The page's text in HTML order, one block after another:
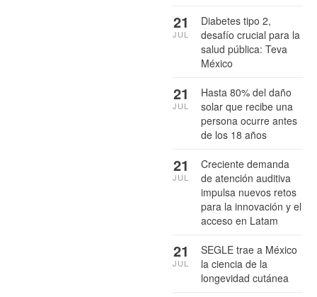
Diabetes tipo 2,
desafío crucial para la
salud pública: Teva
México
21
JUL
Hasta 80% del daño
solar que recibe una
persona ocurre antes
de los 18 años
21
JUL
Creciente demanda
de atención auditiva
impulsa nuevos retos
para la innovación y el
acceso en Latam
21
JUL
SEGLE trae a México
la ciencia de la
longevidad cutánea
21
JUL